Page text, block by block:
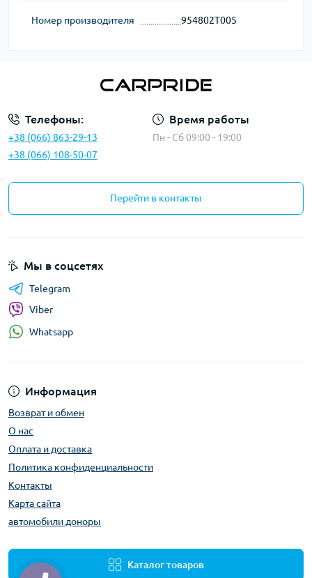
Номер производителя 954802T005
Телефоны:
+38 (066) 863-29-13
+38 (066) 108-50-07
Время работы
Пн - Сб 09:00 - 19:00
Перейти в контакты
Информация
Возврат и обмен
О нас
Оплата и доставка
Политика конфиденциальности
Контакты
Карта сайта
автомобили доноры
Каталог товаров
Мы в соцсетях
Telegram
Viber
Whatsapp